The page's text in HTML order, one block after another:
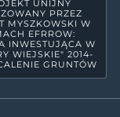
UNIJNY
PRZEZ
MYSZKOWSKI W
EFRROW:
INWESTUJĄCA W
WIEJSKIE" 2014-
GRUNTÓW